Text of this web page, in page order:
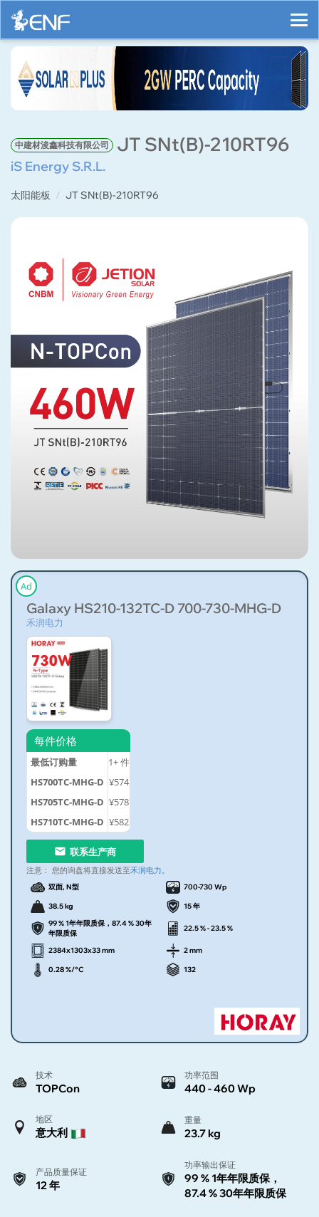
中建材浚鑫科技有限公司 JT SNt(B)-210RT96
iS Energy S.R.L.
太阳能板 JT SNt(B)-210RT96
Ad
Galaxy HS210-132TC-D 700-730-MHG-D
禾润电力
每件价格
最低订购量 1+件
HS700TC-MHG-D ¥574
HS705TC-MHG-D ¥578
HS710TC-MHG-D ¥582
联系生产商
注意： 您的询盘将直接发送至禾润电力。
双面, N型 700-730 Wp
38.5 kg
15 年
99 % 1年年限质保，87.4 % 30年
年限质保
22.5 % - 23.5 %
2384x1303x33 mm 2 mm
0.28 %/°C 132
技术
TOPCon
功率范围
440 - 460 Wp
地区
意大利
重量
23.7 kg
产品质量保证
12 年
功率输出保证
99 % 1年年限质保，
87.4 % 30年年限质保